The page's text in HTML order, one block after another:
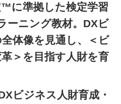
に準拠した検定学習
ーニング教材。DXビ
体像を見通し、＜ビ
＞を目指す人財を育
DXビジネス人財育成・